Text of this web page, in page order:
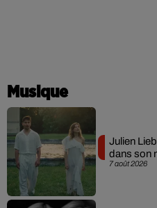
Musique
7 août 2026
Julien
dans son